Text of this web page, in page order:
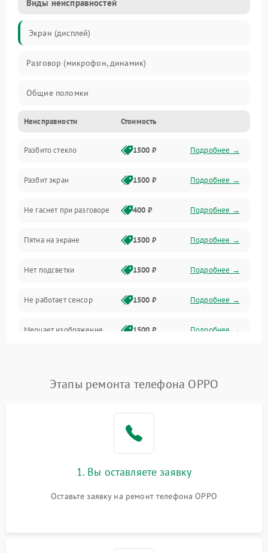
Виды неисправностей
Экран (дисплей)
Разговор (микрофон, динамик)
Общие поломки
Проблемы связи
Камеры
Проблемы с дисплеем и сенсором
Зарядка
Проблемы с питанием, зарядкой и аккумулятором
Проблемы с работой системы, корпусом и другие
Неисправности Стоимость
Разбито стекло 1500 ₽ Подробнее →
Разбит экран 1500 ₽ Подробнее →
Не гаснет при разговоре 400 ₽ Подробнее →
Пятна на экране 1500 ₽ Подробнее →
Нет подсветки 1500 ₽ Подробнее →
Не работает сенсор 1500 ₽ Подробнее →
Мерцает изображение 1500 ₽ Подробнее →
Не работает Face ID 4000 ₽ Подробнее →
Этапы ремонта телефона OPPO
1. Вы оставляете заявку
Оставьте заявку на ремонт телефона OPPO